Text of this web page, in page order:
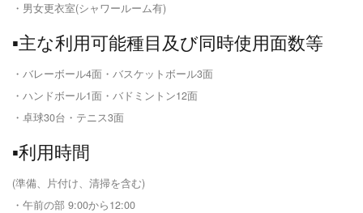
・男女更衣室(シャワールーム有)
▪️主な利用可能種目及び同時使用面数等
・バレーボール4面・バスケットボール3面
・ハンドボール1面・バドミントン12面
・卓球30台・テニス3面
▪️利用時間
(準備、片付け、清掃を含む)
・午前の部 9:00から12:00